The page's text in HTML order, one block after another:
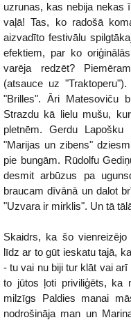
uzrunas, kas nebija nekas
vaļā! Tas, ko radošā
aizvadīto festivālu
efektiem, par ko
varēja redzēt?
(atsauce uz
"Brilles". Āri Matesoviču
Strazdu kā lielu mušu,
pletnēm. Gerdu
"Marijas un zibens"
pie bungām. Rūdolfu
desmit arbūzus pa
braucam dīvānā un dalot
"Uzvara ir mirklis". Un tā
Skaidrs, ka šo vienreizējo
līdz ar to gūt ieskatu tajā,
- tu vai nu biji tur klāt vai
to jūtos ļoti priviliģēts, ka
milzīgs Paldies manai
nodrošināja man un